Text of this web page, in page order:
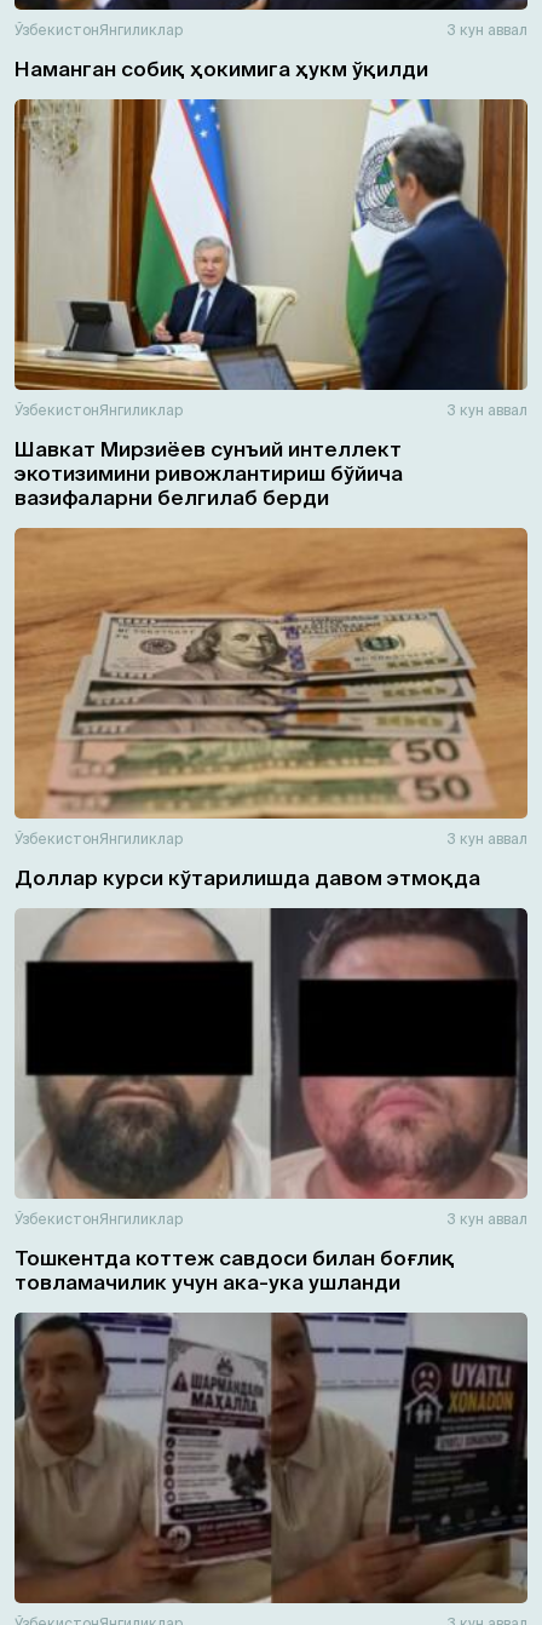
ЎзбекистонЯнгиликлар 3 кун аввал
Наманган собиқ ҳокимига ҳукм ўқилди
ЎзбекистонЯнгиликлар 3 кун аввал
Шавкат Мирзиёев сунъий интеллект
экотизимини ривожлантириш бўйича
вазифаларни белгилаб берди
ЎзбекистонЯнгиликлар 3 кун аввал
Доллар курси кўтарилишда давом этмоқда
ЎзбекистонЯнгиликлар 3 кун аввал
Тошкентда коттеж савдоси билан боғлиқ
товламачилик учун ака-ука ушланди